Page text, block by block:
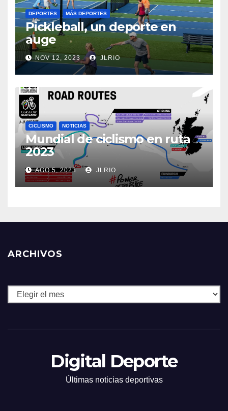
DEPORTES MÁS DEPORTES
Pickleball, un deporte en
auge
NOV 12, 2023 JLRIO
CICLISMO NOTICIAS
Mundial de ciclismo en ruta
2023
AGO 5, 2023 JLRIO
ARCHIVOS
Archivos
Digital Deporte
Últimas noticias deportivas